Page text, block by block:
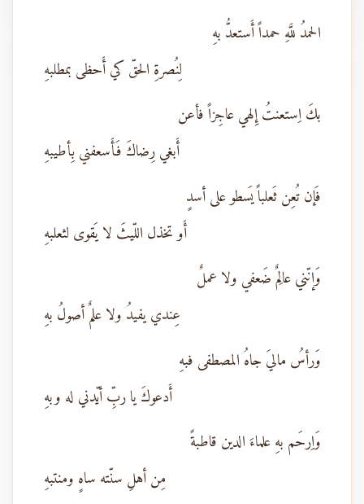
الحمدُ للَّهِ حمداً أَستعدُّ بهِ
لِنُصرةِ الحقّ كي أَحظى بمطلبهِ
بكَ اِستعنتُ إِلهي عاجِزاً فأعن
أَبغي رِضاكَ فَأَسعفني بِأطيبهِ
فَإن تُعِن ثَعلباً يَسطو على أسدٍ
أَو تخذل اللّيثَ لا يَقوى لثعلبهِ
وَإنّني عالِمٌ ضَعفي ولا عملٌ
عِندي يفيدُ ولا علمٌ أصولُ بهِ
وَرأسُ ماليَ جاهُ المصطفى فبهِ
أَدعوكَ يا ربِّ أيّدني له وبهِ
وَاِرحَم بهِ علماءَ الدين قاطبةً
مِن أهلِ سنّته ساهٍ ومنتبهِ